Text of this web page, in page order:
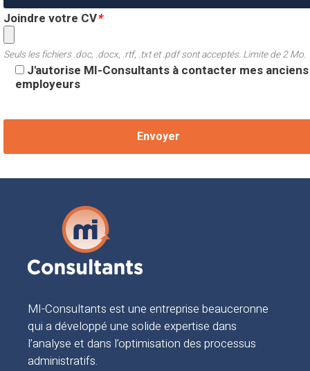
Joindre votre CV*
Seuls les fichiers .doc, .docx, .rtf, .txt et .pdf sont acceptés. Limite de 2 Mo.
J'autorise MI-Consultants à contacter mes anciens
employeurs
MI-Consultants est une entreprise beauceronne
qui a développé une solide expertise dans
l’analyse et dans l’optimisation des processus
administratifs.